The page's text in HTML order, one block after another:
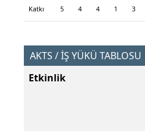
Katkı 5 4 4 1 3
AKTS / İŞ YÜKÜ TABLOSU
Etkinlik